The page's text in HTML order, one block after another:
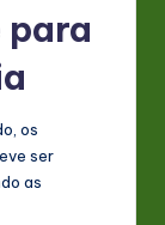
para
os
ser
as